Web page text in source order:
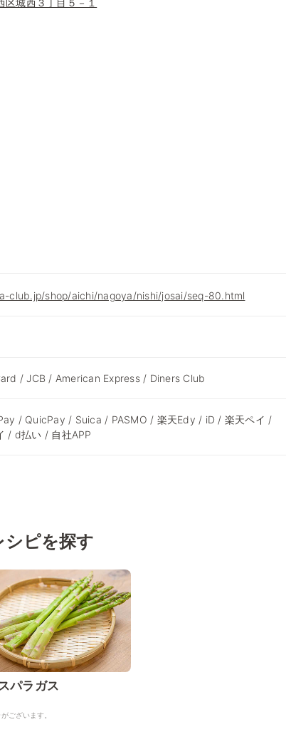
城西３丁目５－１
club.jp/shop/aichi/nagoya/nishi/josai/seq-80.html
/ JCB / American Express / Diners Club
/ QuicPay / Suica / PASMO / 楽天Edy / iD / 楽天ペイ /
/ d払い / 自社APP
シピを探す
パラガス
ございます。